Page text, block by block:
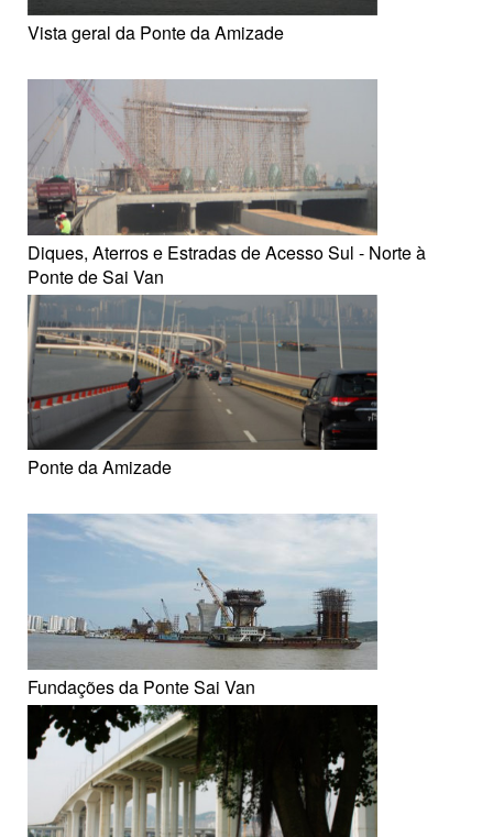
Vista geral da Ponte da Amizade
Diques, Aterros e Estradas de Acesso Sul - Norte à
Ponte de Sai Van
Ponte da Amizade
Fundações da Ponte Sai Van